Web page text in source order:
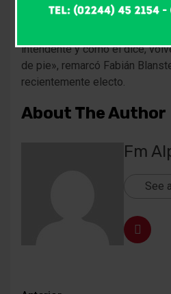
«Felicitó a todos los
intendente y como él dice,
de pie», remarcó Fabián
recientemente electo.
About The Author
Fm
See